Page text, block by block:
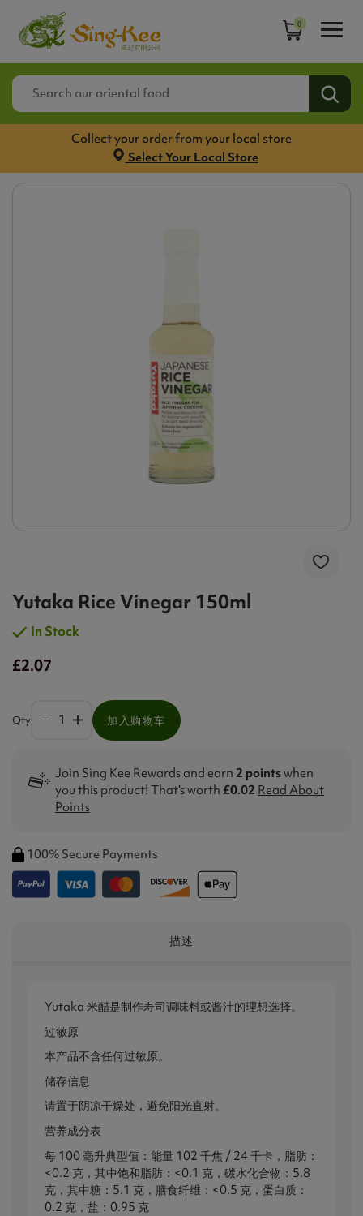
0
Collect your order from your local store
Select Your Local Store
Yutaka Rice Vinegar 150ml
In Stock
£2.07
Qty 加入购物车
Join Sing Kee Rewards and earn 2 pointswhen
you this product! That's worth £0.02 Read About
Points
100% Secure Payments
描述
Yutaka 米醋是制作寿司调味料或酱汁的理想选择。
过敏原
本产品不含任何过敏原。
储存信息
请置于阴凉干燥处，避免阳光直射。
营养成分表
每 100 毫升典型值：能量 102 千焦 / 24 千卡，脂肪：
<0.2 克，其中饱和脂肪：<0.1 克，碳水化合物：5.8
克，其中糖：5.1 克，膳食纤维：<0.5 克，蛋白质：
0.2 克，盐：0.95 克